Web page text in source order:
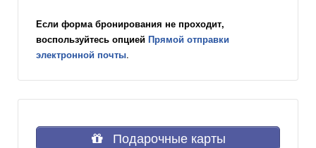
Если форма бронирования не проходит,
воспользуйтесь опцией Прямой отправки
электронной почты.
Подарочные карты